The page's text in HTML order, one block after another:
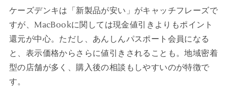
ケーズデンキは「新製品が安い」がキャッチフレーズで
すが、MacBookに関しては現金値引きよりもポイント
還元が中心。ただし、あんしんパスポート会員になる
と、表示価格からさらに値引きされることも。地域密着
型の店舗が多く、購入後の相談もしやすいのが特徴で
す。